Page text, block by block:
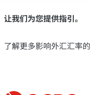
让我们为您提供指引。
了解更多影响外汇汇率的